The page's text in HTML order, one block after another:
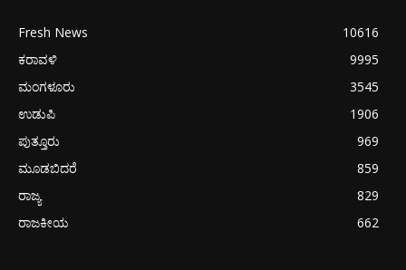
Fresh News
10616
ಕರಾವಳಿ
9995
ಮಂಗಳೂರು
3545
ಉಡುಪಿ
1906
ಪುತ್ತೂರು
969
ಮೂಡಬಿದರೆ
859
ರಾಜ್ಯ
829
ರಾಜಕೀಯ
662